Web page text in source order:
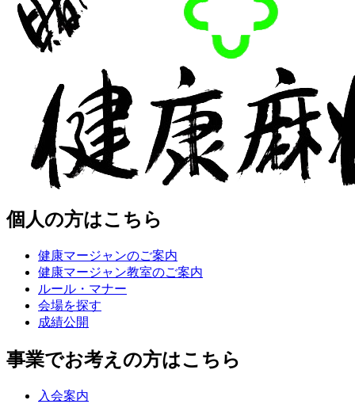
個人の方はこちら
健康マージャンのご案内
健康マージャン教室のご案内
ルール・マナー
会場を探す
成績公開
事業でお考えの方はこちら
入会案内